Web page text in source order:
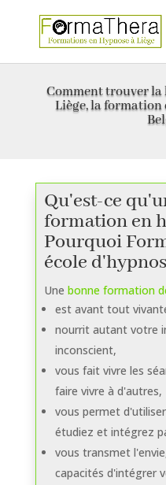
Comment trouver la
Liège, la formation
Qu'est-ce
formation en
Pourquoi
école
Une bonne formation
est avant tout
nourrit autant votre
inconscient,
vous fait vivre les
faire vivre à d'autres,
vous permet
étudiez et intégrez
vous transmet
capacités d'intégrer